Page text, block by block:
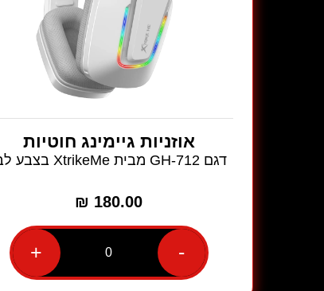
אוזניות גיימינג חוטיות
דגם GH-712 מבית XtrikeMe בצבע לבן
180.00
₪
-
כמות
של
אוזניות
+